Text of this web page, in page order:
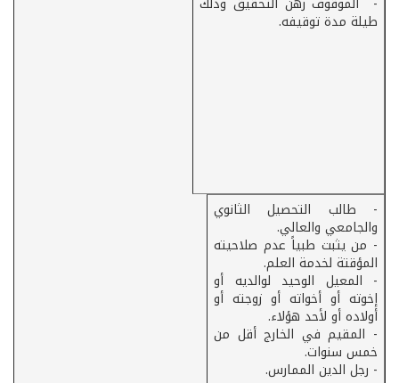
طيلة مدة توقيفه.
- طالب التحصيل الثانوي
والجامعي والعالي.
- ­من يثبت طبياً عدم صلاحيته
المؤقتة لخدمة العلم.
- ­المعيل الوحيد لوالديه أو
إخوته أو أخواته أو زوجته أو
أولاده أو لأحد هؤلاء.
- ­المقيم في الخارج أقل من
خمس سنوات.
- رجل الدين الممارس.